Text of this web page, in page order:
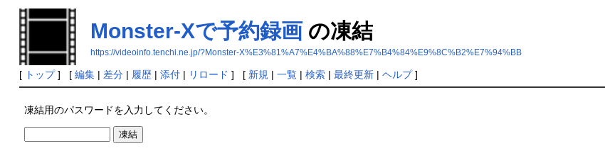
Monster-Xで予約録画の凍結
https://videoinfo.tenchi.ne.jp/?Monster-X%E3%81%A7%E4%BA%88%E7%B4%84%E9%8C%B2%E7%94%BB
[ トップ] [ 編集| 差分| 履歴| 添付| リロード ] [ 新規 | 一覧| 検索| 最終更新| ヘルプ]
凍結用のパスワードを入力してください。